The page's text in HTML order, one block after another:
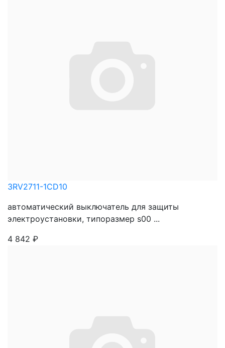
3RV2711-1CD10
автоматический выключатель для защиты
электроустановки, типоразмер s00 ...
4 842 ₽